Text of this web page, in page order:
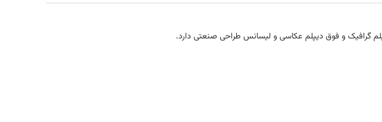
گرافیک و فوق دیپلم عکاسی و لیسانس طراحی صنعتی دارد.